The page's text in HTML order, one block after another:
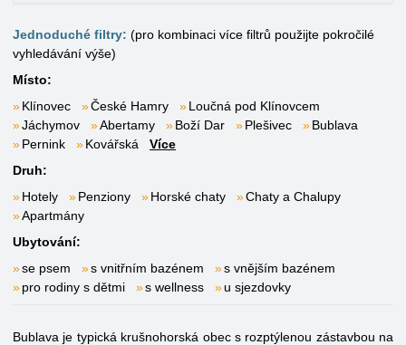
Jednoduché filtry: (pro kombinaci více filtrů použijte pokročilé
vyhledávání výše)
Místo:
Klínovec
České Hamry
Loučná pod Klínovcem
Jáchymov
Abertamy Boží Dar Plešivec
Bublava
Pernink
Kovářská
Více
Druh:
Hotely
Penziony Horské chaty
Chaty a Chalupy
Apartmány
Ubytování:
se psem
s vnitřním bazénem
s vnějším bazénem
pro rodiny s dětmi
s wellness u sjezdovky
Bublava je typická krušnohorská obec s rozptýlenou zástavbou na